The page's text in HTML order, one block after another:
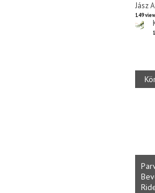
Jász
149